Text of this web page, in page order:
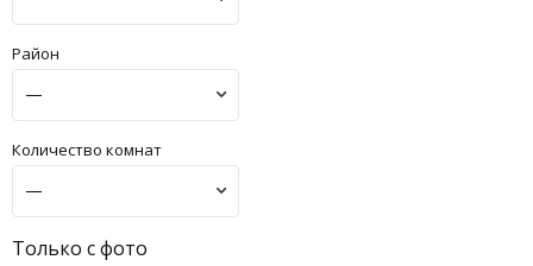
Район
Количество комнат
Только с фото